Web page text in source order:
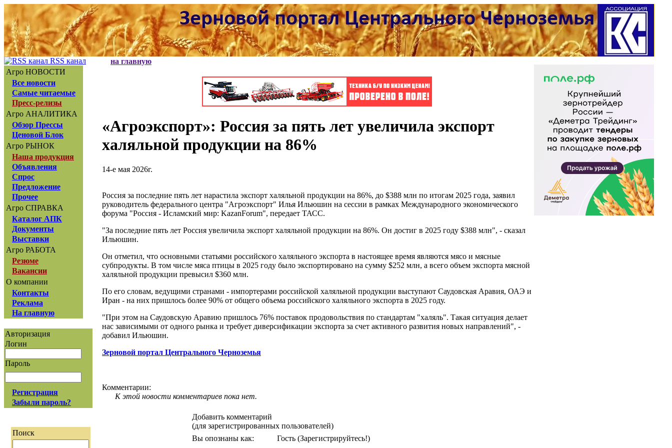
RSS канал
Агро НОВОСТИ
Все новости
Самые читаемые
Пресс-релизы
Агро АНАЛИТИКА
Обзор Прессы
Ценовой Блок
Агро РЫНОК
Наша продукция
Объявления
Спрос
Предложение
Прочее
Агро СПРАВКА
Каталог АПК
Документы
Выставки
Агро РАБОТА
Резюме
Вакансии
О компании
Контакты
Реклама
На главную
Авторизация
Логин
Пароль
Регистрация
Забыли пароль?
Поиск
на главную
«Агроэкспорт»: Россия за пять лет увеличила экспорт
халяльной продукции на 86%
14-е мая 2026г.
Россия за последние пять лет нарастила экспорт халяльной продукции на 86%, до $388 млн по итогам 2025 года, заявил
руководитель федерального центра "Агроэкспорт" Илья Ильюшин на сессии в рамках Международного экономического
форума "Россия - Исламский мир: KazanForum", передает ТАСС.
"За последние пять лет Россия увеличила экспорт халяльной продукции на 86%. Он достиг в 2025 году $388 млн", - сказал
Ильюшин.
Он отметил, что основными статьями российского халяльного экспорта в настоящее время являются мясо и мясные
субпродукты. В том числе мяса птицы в 2025 году было экспортировано на сумму $252 млн, а всего объем экспорта мясной
халяльной продукции превысил $360 млн.
По его словам, ведущими странами - импортерами российской халяльной продукции выступают Саудовская Аравия, ОАЭ и
Иран - на них пришлось более 90% от общего объема российского халяльного экспорта в 2025 году.
"При этом на Саудовскую Аравию пришлось 76% поставок продовольствия по стандартам "халяль". Такая ситуация делает
нас зависимыми от одного рынка и требует диверсификации экспорта за счет активного развития новых направлений", -
добавил Ильюшин.
Зерновой портал Центрального Черноземья
Комментарии:
К этой новости комментариев пока нет.
Добавить комментарий
(для зарегистрированных пользователей)
Вы опознаны как:
Гость (Зарегистрируйтесь!)